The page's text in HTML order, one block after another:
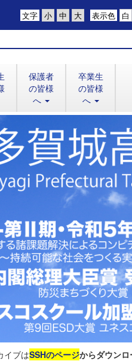
表示色
文字
保護者
の皆様
へ
卒業生
の皆様
へ
イブはSSHのページからダウンロ